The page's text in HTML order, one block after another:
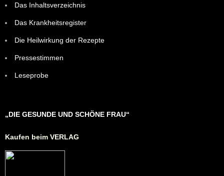
Das Inhaltsverzeichnis
Das Krankheitsregister
Die Heilwirkung der Rezepte
Pressestimmen
Leseprobe
„DIE GESUNDE UND SCHÖNE FRAU“
Kaufen beim VERLAG